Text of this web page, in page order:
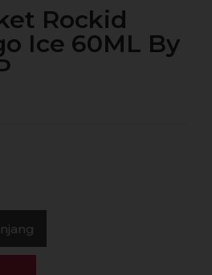
Rockid
Ice 60ML By